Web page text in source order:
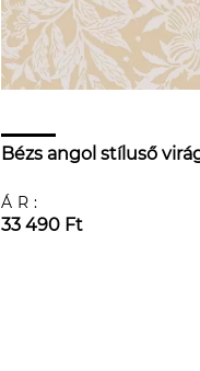
Bézs angol stíluső
ÁR:
33 490 Ft